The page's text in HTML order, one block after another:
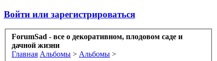
Войти или зарегистрироваться
ForumSad - все о декоративном, плодовом саде и
дачной жизни
Главная Альбомы > Альбомы >